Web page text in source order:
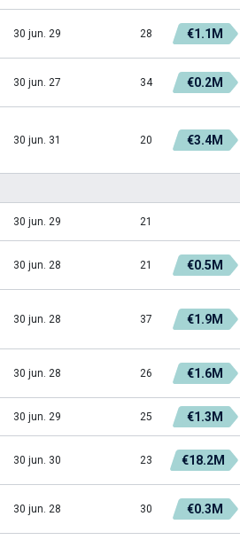
30 jun. 29 28 €1.1M
30 jun. 27 34 €0.2M
30 jun. 31 20 €3.4M
30 jun. 29 21
30 jun. 28 21 €0.5M
30 jun. 28 37 €1.9M
30 jun. 28 26 €1.6M
30 jun. 29 25 €1.3M
30 jun. 30 23 €18.2M
30 jun. 28 30 €0.3M